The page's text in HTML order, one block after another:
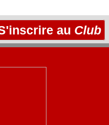
au Club